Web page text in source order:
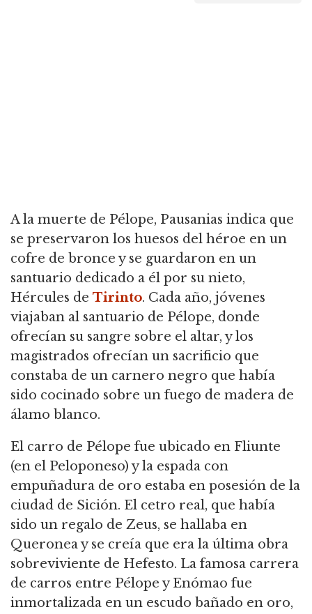
A la muerte de Pélope, Pausanias indica que
se preservaron los huesos del héroe en un
cofre de bronce y se guardaron en un
santuario dedicado a él por su nieto,
Hércules de Tirinto. Cada año, jóvenes
viajaban al santuario de Pélope, donde
ofrecían su sangre sobre el altar, y los
magistrados ofrecían un sacrificio que
constaba de un carnero negro que había
sido cocinado sobre un fuego de madera de
álamo blanco.
El carro de Pélope fue ubicado en Fliunte
(en el Peloponeso) y la espada con
empuñadura de oro estaba en posesión de la
ciudad de Sición. El cetro real, que había
sido un regalo de Zeus, se hallaba en
Queronea y se creía que era la última obra
sobreviviente de Hefesto. La famosa carrera
de carros entre Pélope y Enómao fue
inmortalizada en un escudo bañado en oro,